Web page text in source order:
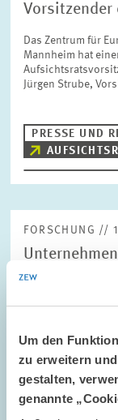
Um den
zu erweitern
gestalten,
genannte
Vorsitzender
Das Zentrum für
Mannheim hat
Jürgen Strube,
PRESSE UND
FORSCHUNG //
Zum zweiten Mal
Bereits im dritten
unverändert
PRESSE UND